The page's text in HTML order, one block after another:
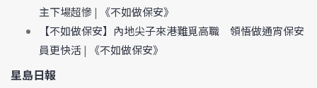
主下場超慘 |
《不如做保安》
【不如做保安】內地尖子來港難覓高職 領悟做通宵保安
員更快活| 《不如做保安》
星島日報